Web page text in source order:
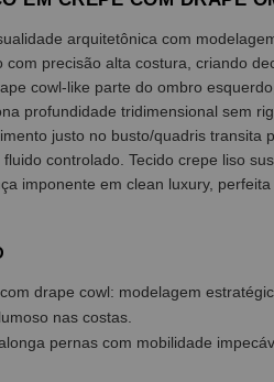
arquitetônica com
precisão alta costura, criando
cowl-like parte do ombro
profundidade tridimensional sem
justo no busto/quadris transita
controlado. Tecido crepe liso
imponente em clean luxury,
drape cowl: modelagem
nas costas.
pernas com mobilidade